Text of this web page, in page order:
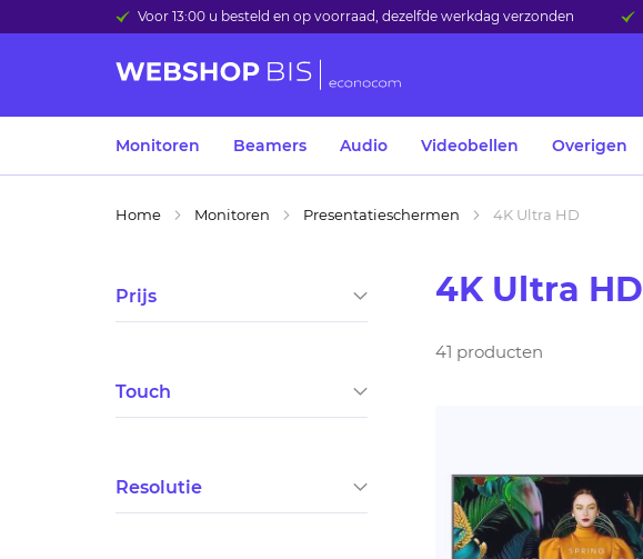
Voor 13:00 u besteld en op voorraad, dezelfde werkdag verzonden
Monitoren Beamers Audio Videobellen Overigen
Home Monitoren Presentatieschermen 4K Ultra HD
Prijs
Touch
Resolutie
4K Ultra HD
41 producten